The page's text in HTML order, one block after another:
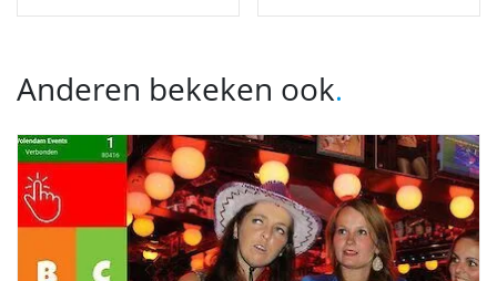
Anderen bekeken ook.